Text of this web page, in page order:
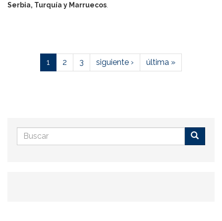
Serbia, Turquía y Marruecos
1 2 3 siguiente › última »
Formulario
de